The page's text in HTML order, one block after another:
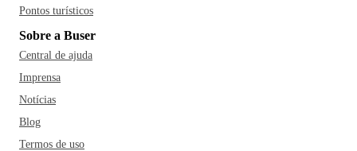
Pontos turísticos
Sobre a Buser
Central de ajuda
Imprensa
Notícias
Blog
Termos de uso